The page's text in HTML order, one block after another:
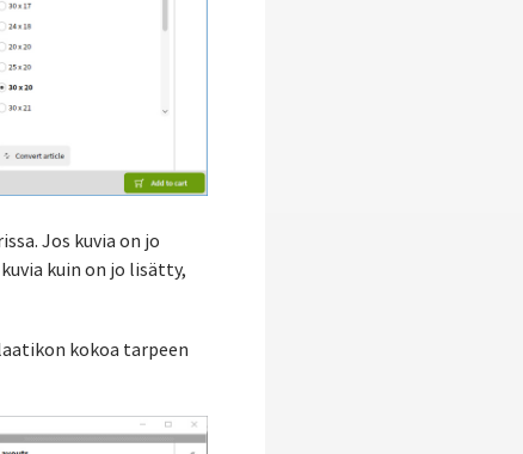
Jos kuvia on jo
kuin on jo lisätty,
kokoa tarpeen